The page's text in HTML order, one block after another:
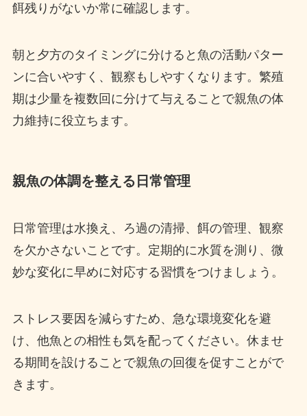
餌残りがないか常に確認します。
朝と夕方のタイミングに分けると魚の活動パター
ンに合いやすく、観察もしやすくなります。繁殖
期は少量を複数回に分けて与えることで親魚の体
力維持に役立ちます。
親魚の体調を整える日常管理
日常管理は水換え、ろ過の清掃、餌の管理、観察
を欠かさないことです。定期的に水質を測り、微
妙な変化に早めに対応する習慣をつけましょう。
ストレス要因を減らすため、急な環境変化を避
け、他魚との相性も気を配ってください。休ませ
る期間を設けることで親魚の回復を促すことがで
きます。